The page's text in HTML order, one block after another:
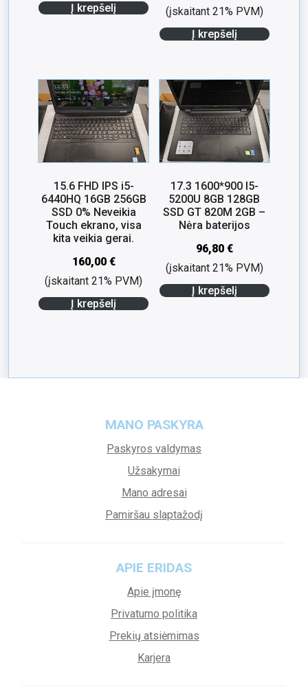
Į krepšelį
(įskaitant 21% PVM)
Į krepšelį
15.6 FHD IPS i5-
6440HQ 16GB 256GB
SSD 0% Neveikia
Touch ekrano, visa
kita veikia gerai.
160,00 €
(įskaitant 21% PVM)
Į krepšelį
17.3 1600*900 I5-
5200U 8GB 128GB
SSD GT 820M 2GB –
Nėra baterijos
96,80 €
(įskaitant 21% PVM)
Į krepšelį
MANO PASKYRA
Paskyros valdymas
Užsakymai
Mano adresai
Pamiršau slaptažodį
APIE ERIDAS
Apie įmonę
Privatumo politika
Prekių atsiėmimas
Karjera